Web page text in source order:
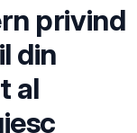
privind
din
al